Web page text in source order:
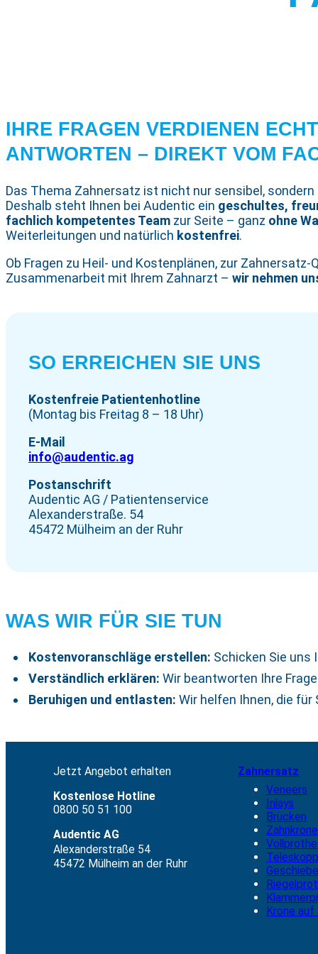
IHRE FRAGEN VERDIENEN
ANTWORTEN – DIREKT VOM
Das Thema Zahnersatz ist nicht nur sensibel,
Deshalb steht Ihnen bei Audentic ein geschultes,
fachlich kompetentes Team zur Seite – ganz ohne
Weiterleitungen und natürlich kostenfrei.
Ob Fragen zu Heil- und Kostenplänen, zur Zahnersatz-
Zusammenarbeit mit Ihrem Zahnarzt – wir nehmen
SO ERREICHEN SIE UNS
Kostenfreie Patientenhotline
(Montag bis Freitag 8 – 18 Uhr)
E-Mail
info@audentic.ag
Postanschrift
Audentic AG / Patientenservice
Alexanderstraße. 54
45472 Mülheim an der Ruhr
WAS WIR FÜR SIE TUN
Kostenvoranschläge erstellen: Schicken Sie uns
Verständlich erklären: Wir beantworten Ihre
Beruhigen und entlasten: Wir helfen Ihnen, die
Jetzt Angebot erhalten
Kostenlose Hotline
0800 50 51 100
Audentic AG
Alexanderstraße 54
45472 Mülheim an der Ruhr
Zahnersatz
Veneers
Inlays
Brücken
Krone